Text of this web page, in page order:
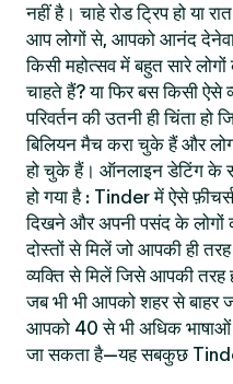
नहीं है। चाहे रोड ट्रिप हो या
आप लोगों से, आपको आनंद
किसी महोत्सव में बहुत सारे
चाहते हैं? या फिर बस किसी ऐसे
परिवर्तन की उतनी ही चिंता
बिलियन मैच करा चुके हैं और
हो चुके हैं। ऑनलाइन डेटिंग के
हो गया है : Tinder में ऐसे
दिखने और अपनी पसंद के लोगों
दोस्तों से मिलें जो आपकी ही
व्यक्ति से मिलें जिसे आपकी
जब भी भी आपको शहर से बाहर
आपको 40 से भी अधिक
जा सकता है—यह सबकुछ